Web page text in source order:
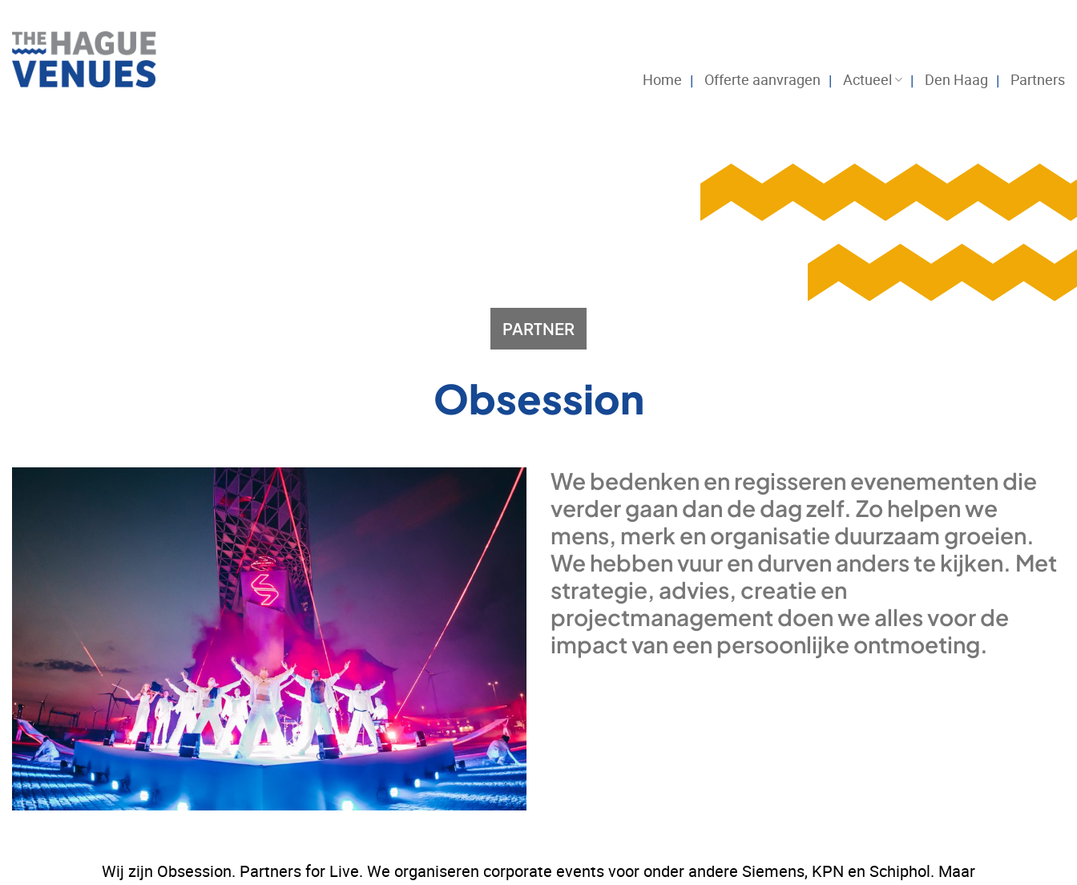
naar
inhoud
Home Offerte aanvragen Actueel Den Haag Partners
PARTNER
Obsession
We bedenken en regisseren evenementen die
verder gaan dan de dag zelf. Zo helpen we
mens, merk en organisatie duurzaam groeien.
We hebben vuur en durven anders te kijken. Met
strategie, advies, creatie en
projectmanagement doen we alles voor de
impact van een persoonlijke ontmoeting.
Wij zijn Obsession. Partners for Live. We organiseren corporate events voor onder andere Siemens, KPN en Schiphol. Maar